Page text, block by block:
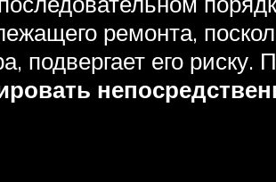
ремонта,
подвергает его риску.